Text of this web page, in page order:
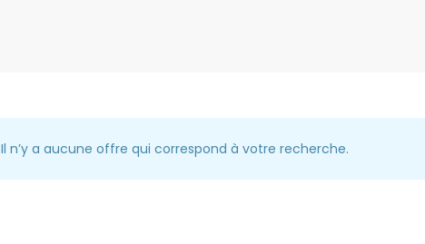
Il n’y a aucune offre qui correspond à votre recherche.